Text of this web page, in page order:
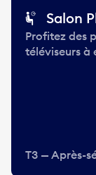
Salon
Profitez des
téléviseurs à
T3 — Après-